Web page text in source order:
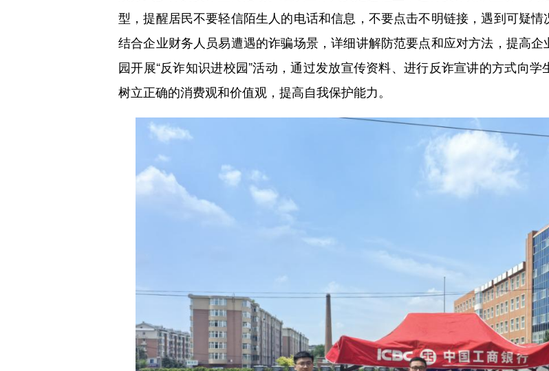
型，提醒居民不要轻信陌生人的电话和信息，不要点击不明链接，遇到可疑
结合企业财务人员易遭遇的诈骗场景，详细讲解防范要点和应对方法，提高
园开展“反诈知识进校园”活动，通过发放宣传资料、进行反诈宣讲的方式向
树立正确的消费观和价值观，提高自我保护能力。